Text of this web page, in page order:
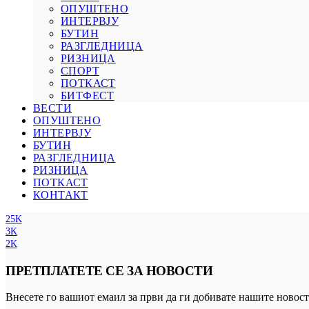
ОПУШТЕНО
ИНТЕРВЈУ
БУТИН
РАЗГЛЕДНИЦА
РИЗНИЦА
СПОРТ
ПОТКАСТ
БИТФЕСТ
ВЕСТИ
ОПУШТЕНО
ИНТЕРВЈУ
БУТИН
РАЗГЛЕДНИЦА
РИЗНИЦА
ПОТКАСТ
КОНТАКТ
25K
3K
2K
ПРЕТПЛАТЕТЕ СЕ ЗА НОВОСТИ
Внесете го вашиот емаил за први да ги добивате нашите